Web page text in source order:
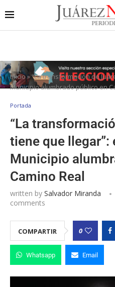
Inicio»“La transformación de
Municipio alumbrado público en
Portada
“La
tiene que llegar”:
Municipio
Camino Real
written by Salvador Miranda
comments
COMPARTIR 0
Whatsapp Email